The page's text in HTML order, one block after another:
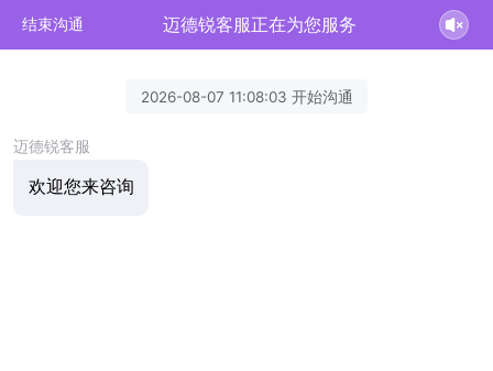
结束沟通 迈德锐客服正在为您服务
2026-08-07 11:08:03 开始沟通
迈德锐客服
欢迎您来咨询